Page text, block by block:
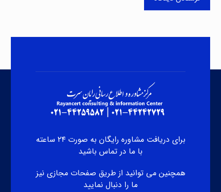
برای دریافت مشاوره رایگان به صورت ۲۴ ساعته
با ما در تماس باشید
همچنین می توانید از طریق صفحات مجازی نیز
ما را دنبال نمایید